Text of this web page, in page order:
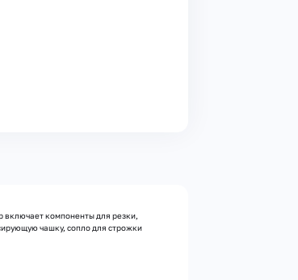
включает компоненты для резки,
чашку, сопло для строжки